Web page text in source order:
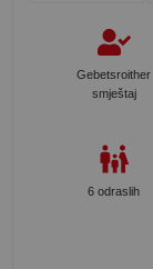
Gebetsroither
smještaj
6 odraslih